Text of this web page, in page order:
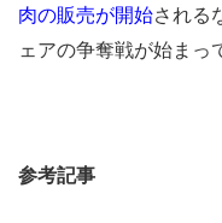
肉の販売が開始される
ェアの争奪戦が始まっ
参考記事